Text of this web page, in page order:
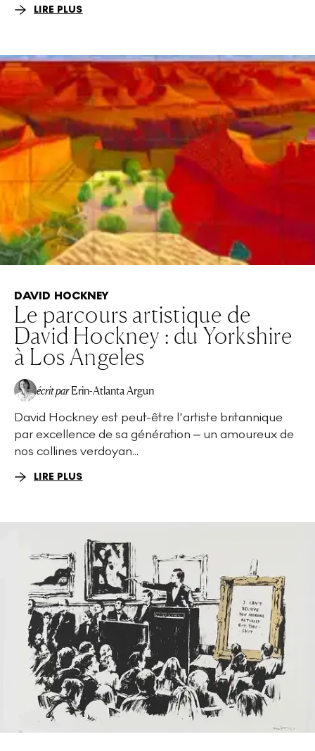
LIRE PLUS
DAVID HOCKNEY
Le parcours artistique de
David Hockney : du Yorkshire
à Los Angeles
écrit par Erin-Atlanta Argun
David Hockney est peut-être l'artiste britannique
par excellence de sa génération – un amoureux de
nos collines verdoyan...
LIRE PLUS